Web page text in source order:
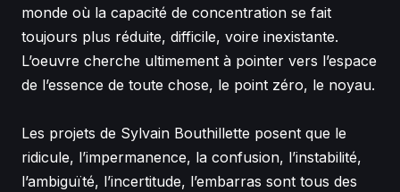
monde où la capacité de concentration se fait
toujours plus réduite, difficile, voire inexistante.
L’oeuvre cherche ultimement à pointer vers l’espace
de l’essence de toute chose, le point zéro, le noyau.
Les projets de Sylvain Bouthillette posent que le
ridicule, l’impermanence, la confusion, l’instabilité,
l’ambiguïté, l’incertitude, l’embarras sont tous des